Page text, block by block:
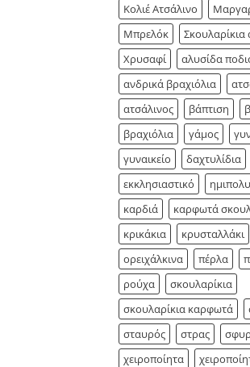
Κολιέ Ατσάλινο
Μπρελόκ
Σκουλαρίκια
Χρυσαφί
αλυσίδα
ανδρικά βραχιόλια
ατσάλινος
βάπτιση
βραχιόλια
γάμος
γυναικείο
δαχτυλίδια
εκκλησιαστικό
καρδιά
καρφωτά
κρικάκια
κρυσταλλάκι
ορειχάλκινα
πέρλα
ρούχα
σκουλαρίκια
σκουλαρίκια καρφωτά
σταυρός
στρας
χειροποίητα